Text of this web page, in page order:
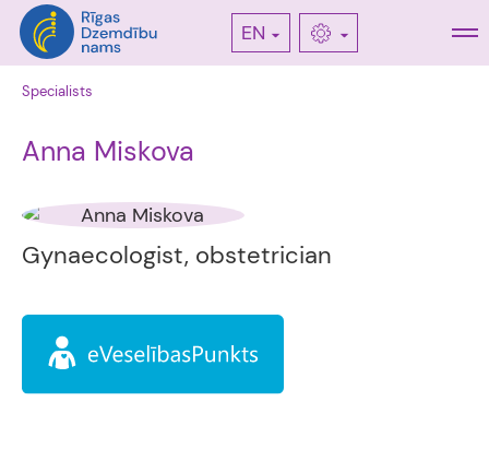
EN
Specialists
Anna Miskova
Gynaecologist, obstetrician